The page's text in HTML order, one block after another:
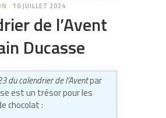
10 JUILLET 2024
de l’Avent
Ducasse
du calendrier de l’Aventpar
est un trésor pour les
chocolat :